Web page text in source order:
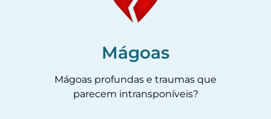
Mágoas
Mágoas profundas e traumas que
parecem intransponíveis?